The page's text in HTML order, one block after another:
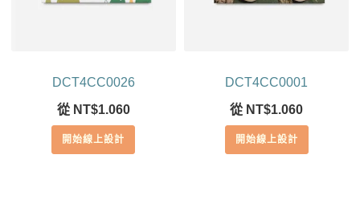
DCT4CC0026
從 NT$1.060
開始線上設計
DCT4CC0001
從 NT$1.060
開始線上設計